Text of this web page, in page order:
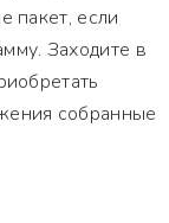
пакет, если
Заходите в
собранные